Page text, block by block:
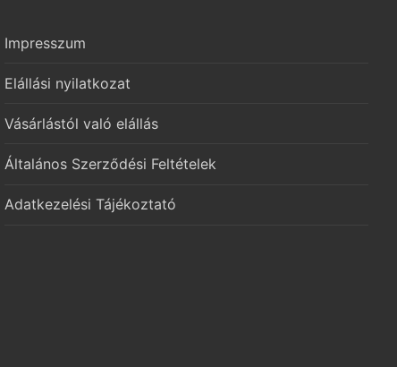
Impresszum
Elállási nyilatkozat
Vásárlástól való elállás
Általános Szerződési Feltételek
Adatkezelési Tájékoztató